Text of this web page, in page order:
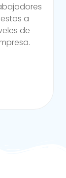
que se
haber
propia